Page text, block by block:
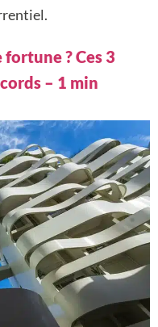
? Ces 3
– 1 min